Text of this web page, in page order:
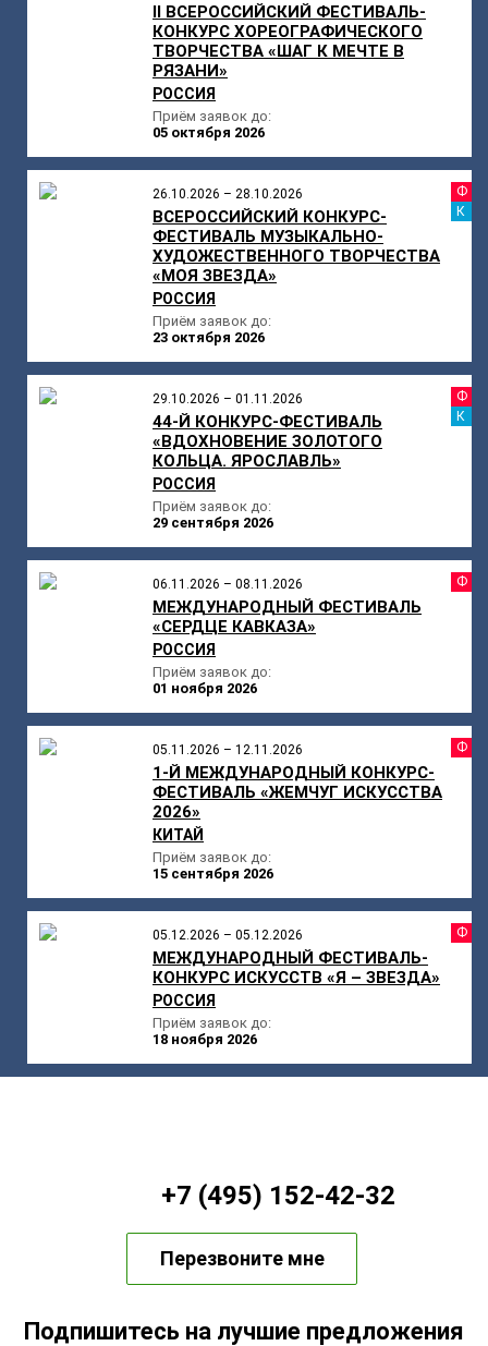
II ВСЕРОССИЙСКИЙ ФЕСТИВАЛЬ-
КОНКУРС ХОРЕОГРАФИЧЕСКОГО
ТВОРЧЕСТВА «ШАГ К МЕЧТЕ В
РЯЗАНИ»
РОССИЯ
Приём заявок до:
05 октября 2026
26.10.2026 – 28.10.2026
ВСЕРОССИЙСКИЙ КОНКУРС-
ФЕСТИВАЛЬ МУЗЫКАЛЬНО-
ХУДОЖЕСТВЕННОГО ТВОРЧЕСТВА
«МОЯ ЗВЕЗДА»
РОССИЯ
Приём заявок до:
23 октября 2026
29.10.2026 – 01.11.2026
44-Й КОНКУРС-ФЕСТИВАЛЬ
«ВДОХНОВЕНИЕ ЗОЛОТОГО
КОЛЬЦА. ЯРОСЛАВЛЬ»
РОССИЯ
Приём заявок до:
29 сентября 2026
06.11.2026 – 08.11.2026
МЕЖДУНАРОДНЫЙ ФЕСТИВАЛЬ
«СЕРДЦЕ КАВКАЗА»
РОССИЯ
Приём заявок до:
01 ноября 2026
05.11.2026 – 12.11.2026
1-Й МЕЖДУНАРОДНЫЙ КОНКУРС-
ФЕСТИВАЛЬ «ЖЕМЧУГ ИСКУССТВА
2026»
КИТАЙ
Приём заявок до:
15 сентября 2026
05.12.2026 – 05.12.2026
МЕЖДУНАРОДНЫЙ ФЕСТИВАЛЬ-
КОНКУРС ИСКУССТВ «Я – ЗВЕЗДА»
РОССИЯ
Приём заявок до:
18 ноября 2026
+7 (495) 152-42-32
Перезвоните мне
Подпишитесь на лучшие предложения